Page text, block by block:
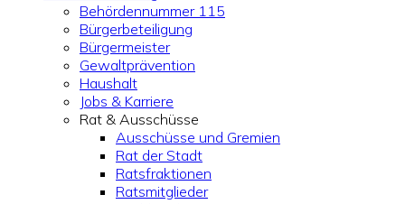
Behördennummer 115
Bürgerbeteiligung
Bürgermeister
Gewaltprävention
Haushalt
Jobs & Karriere
Rat & Ausschüsse
Ausschüsse und Gremien
Rat der Stadt
Ratsfraktionen
Ratsmitglieder